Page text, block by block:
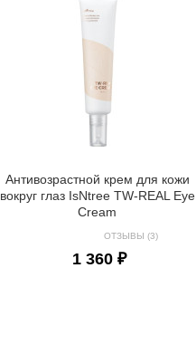
Антивозрастной крем для кожи
вокруг глаз IsNtree TW-REAL Eye
Cream
ОТЗЫВЫ (3)
1 360 ₽